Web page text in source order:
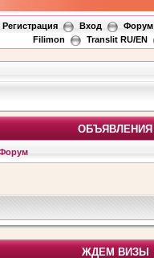
Регистрация Вход Форум
Filimon
Translit RU/EN
ОБЪЯВЛЕНИЯ
ЖДЕМ ВИЗЫ